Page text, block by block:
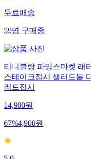
무료배송
59명 구매중
티니블랑 파밍스마켓 래
스테이크접시 샐러드볼
러드접시
14,900원
67%4,900원